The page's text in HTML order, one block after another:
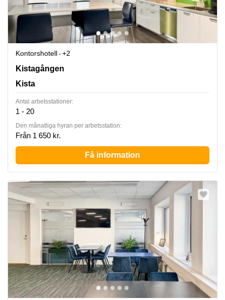
Kontorshotell
+2
Kistagången 20b, Kista
Kistagången
Kista
Antal arbetsstationer:
1 - 20
Den månatliga hyran per arbetsstation:
Från 1 650 kr.
Få information